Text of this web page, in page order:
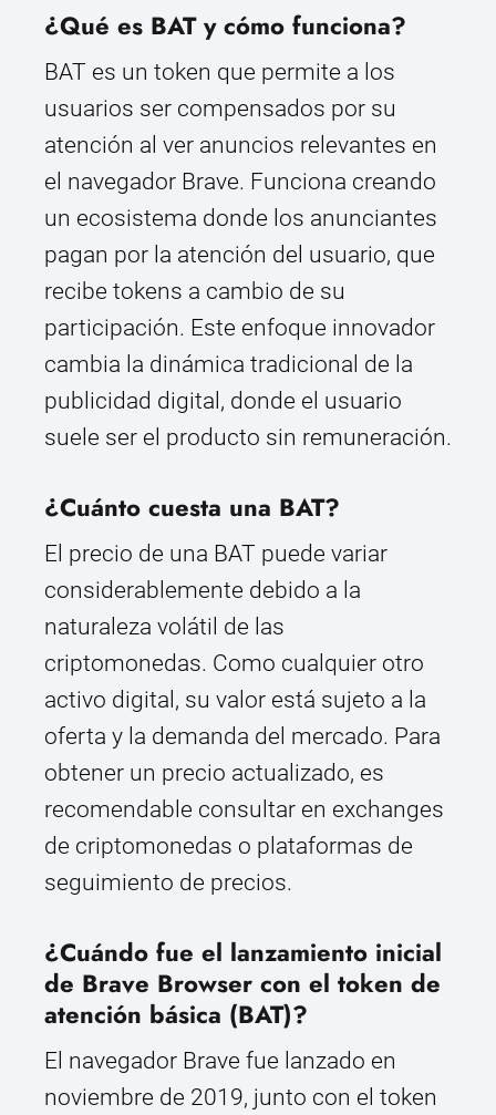
¿Qué es BAT y cómo funciona?
BAT es un token que permite a los
usuarios ser compensados por su
atención al ver anuncios relevantes en
el navegador Brave. Funciona creando
un ecosistema donde los anunciantes
pagan por la atención del usuario, que
recibe tokens a cambio de su
participación. Este enfoque innovador
cambia la dinámica tradicional de la
publicidad digital, donde el usuario
suele ser el producto sin remuneración.
¿Cuánto cuesta una BAT?
El precio de una BAT puede variar
considerablemente debido a la
naturaleza volátil de las
criptomonedas. Como cualquier otro
activo digital, su valor está sujeto a la
oferta y la demanda del mercado. Para
obtener un precio actualizado, es
recomendable consultar en exchanges
de criptomonedas o plataformas de
seguimiento de precios.
¿Cuándo fue el lanzamiento inicial
de Brave Browser con el token de
atención básica (BAT)?
El navegador Brave fue lanzado en
noviembre de 2019, junto con el token